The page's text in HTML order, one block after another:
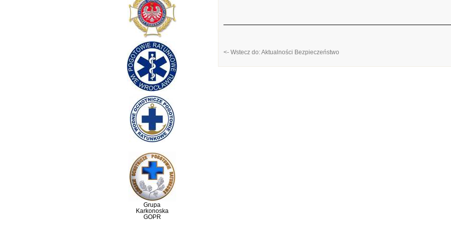
Grupa
Karkonoska
GOPR
<- Wstecz do: Aktualności Bezpieczeństwo